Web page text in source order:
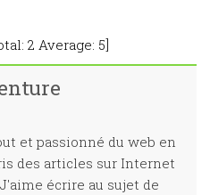
2 Average: 5]
et passionné du web en
des articles sur Internet
écrire au sujet de